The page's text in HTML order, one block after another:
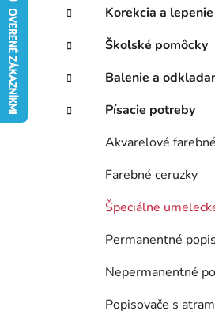
l
Korekcia a lepenie
Školské pomôcky
Balenie a
Písacie potreby
Akvarelové
Farebné ceruzky
Špeciálne
Permanentné
Nepermanentné
Popisovače s